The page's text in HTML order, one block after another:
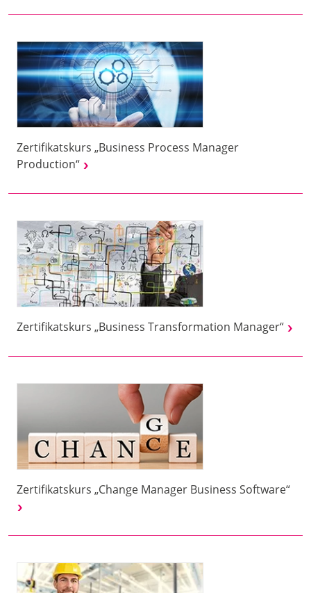
Zertifikatskurs „Business Process Manager
Production“
Zertifikatskurs „Business Transformation Manager“
Zertifikatskurs „Change Manager Business Software“